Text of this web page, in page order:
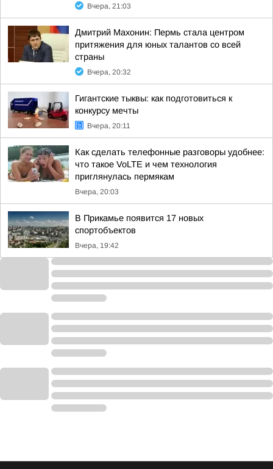
Вчера, 21:03
Дмитрий Махонин: Пермь стала центром
притяжения для юных талантов со всей
страны
Вчера, 20:32
Гигантские тыквы: как подготовиться к
конкурсу мечты
Вчера, 20:11
Как сделать телефонные разговоры удобнее:
что такое VoLTE и чем технология
приглянулась пермякам
Вчера, 20:03
В Прикамье появится 17 новых
спортобъектов
Вчера, 19:42